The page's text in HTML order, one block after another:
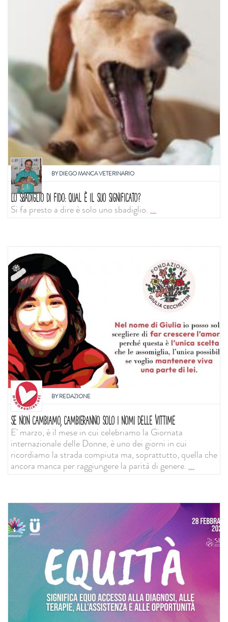
BYDIEGO MANCA VETERINARIO
LO SBADIGLIO DI FIDO: QUAL È IL SUO SIGNIFICATO?
Si fa presto a dire è solo uno sbadiglio....
BYREDAZIONE
SE NON CAMBIAMO, CAMBIERANNO SOLO I NOMI DELLE VITTIME
E' marzo, è il mese in cui celebriamo la Giornata
internazionale delle Donne, è uno dei giorni in cui
ricordiamo la strada compiuta ma, soprattutto, quella che
ancora manca per raggiungere la parità di genere. ...